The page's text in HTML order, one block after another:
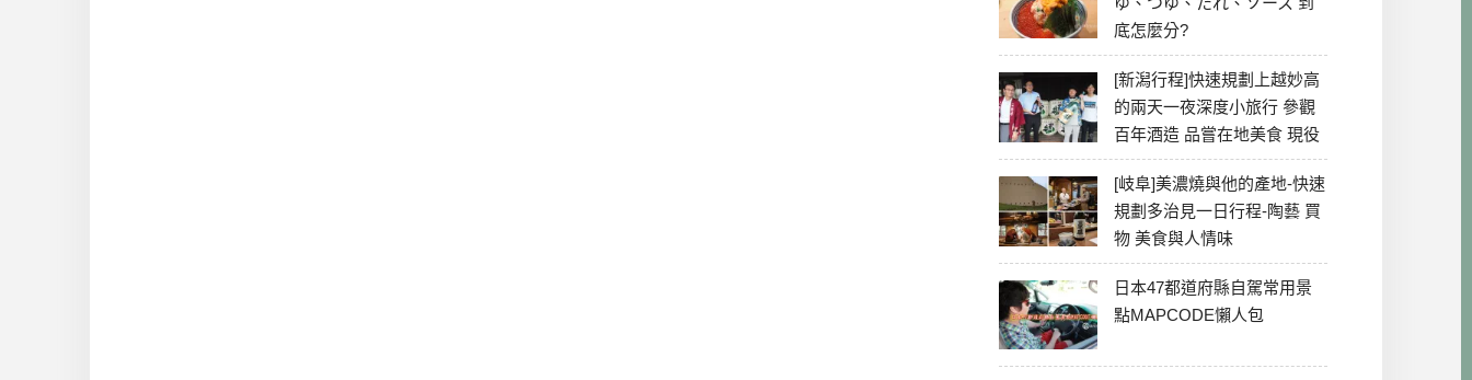
底怎麼分?
[新潟行程]快速規劃上越妙高
的兩天一夜深度小旅行 參觀
百年酒造 品嘗在地美食 現役
最老牌電影院
[岐阜]美濃燒與他的產地-快速
規劃多治見一日行程-陶藝 買
物 美食與人情味
日本47都道府縣自駕常用景
點MAPCODE懶人包